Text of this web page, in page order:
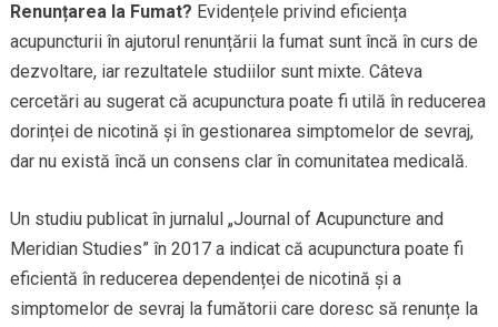
Renunțarea la Fumat? Evidențele privind eficiența
acupuncturii în ajutorul renunțării la fumat sunt încă în curs de
dezvoltare, iar rezultatele studiilor sunt mixte. Câteva
cercetări au sugerat că acupunctura poate fi utilă în reducerea
dorinței de nicotină și în gestionarea simptomelor de sevraj,
dar nu există încă un consens clar în comunitatea medicală.
Un studiu publicat în jurnalul „Journal of Acupuncture and
Meridian Studies” în 2017 a indicat că acupunctura poate fi
eficientă în reducerea dependenței de nicotină și a
simptomelor de sevraj la fumătorii care doresc să renunțe la